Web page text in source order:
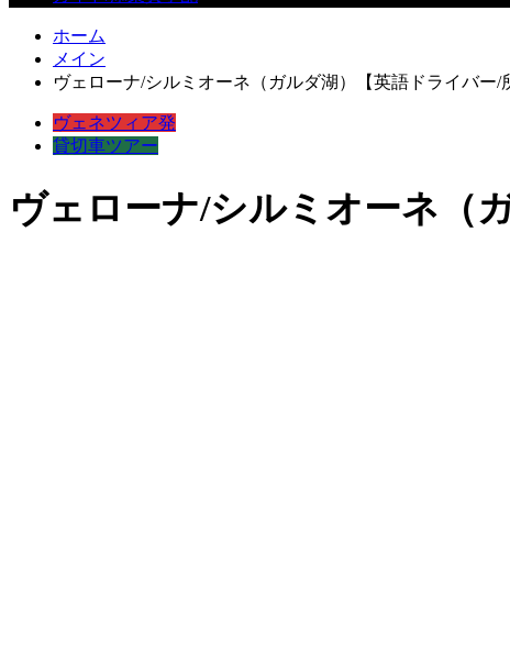
ホーム
メイン
ヴェローナ/シルミオーネ（ガルダ湖）【英語ドライバー/
ヴェネツィア発
貸切車ツアー
ヴェローナ/シルミオーネ（